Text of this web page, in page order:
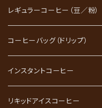
レギュラーコーヒー（豆／粉）
ブレンドコーヒー
ストレートコーヒー
スペシャルティコーヒー
コーヒーバッグ（ドリップ）
インスタントコーヒー
リキッドアイスコーヒー